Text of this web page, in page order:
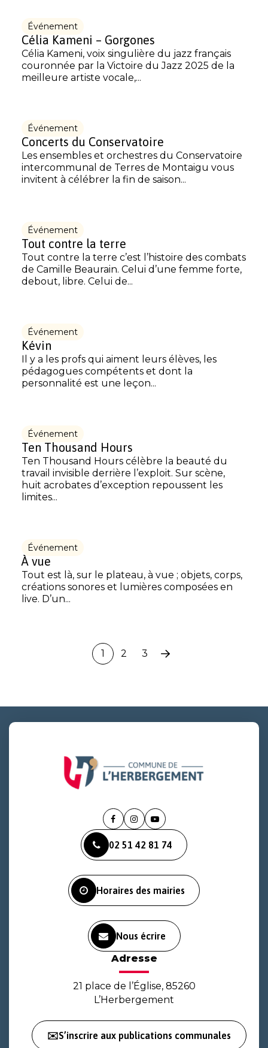
Événement
Célia Kameni – Gorgones
Célia Kameni, voix singulière du jazz français
couronnée par la Victoire du Jazz 2025 de la
meilleure artiste vocale,...
Événement
Concerts du Conservatoire
Les ensembles et orchestres du Conservatoire
intercommunal de Terres de Montaigu vous
invitent à célébrer la fin de saison...
Événement
Tout contre la terre
Tout contre la terre c’est l’histoire des combats
de Camille Beaurain. Celui d’une femme forte,
debout, libre. Celui de...
Événement
Kévin
Il y a les profs qui aiment leurs élèves, les
pédagogues compétents et dont la
personnalité est une leçon...
Événement
Ten Thousand Hours
Ten Thousand Hours célèbre la beauté du
travail invisible derrière l’exploit. Sur scène,
huit acrobates d’exception repoussent les
limites...
Événement
À vue
Tout est là, sur le plateau, à vue ; objets, corps,
créations sonores et lumières composées en
live. D’un...
1 2 3
Page
Lien
le
compte
Lien
le
compte
Lien
la
chaîne
02 51 42 81 74
Horaires des mairies
Nous écrire
Adresse
21 place de l’Église, 85260
L’Herbergement
✉️S’inscrire aux publications communales